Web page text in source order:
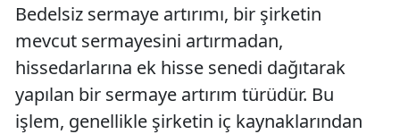
Bedelsiz sermaye artırımı, bir şirketin
mevcut sermayesini artırmadan,
hissedarlarına ek hisse senedi dağıtarak
yapılan bir sermaye artırım türüdür. Bu
işlem, genellikle şirketin iç kaynaklarından